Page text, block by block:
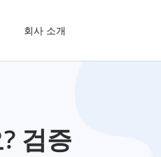
회사 소개
검증